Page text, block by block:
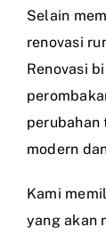
Selain
renovasi
Renovasi
perubahan
modern
Kami
yang akan